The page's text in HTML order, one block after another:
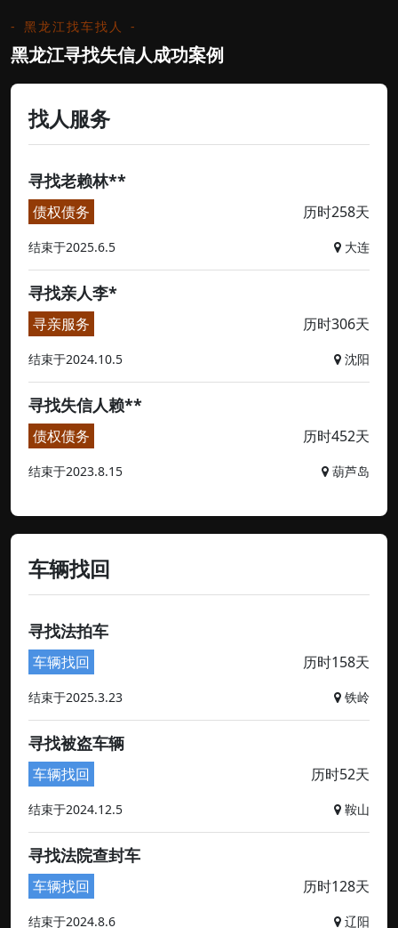
黑龙江找车找人
黑龙江寻找失信人成功案例
找人服务
寻找老赖林**
债权债务 历时258天
结束于2025.6.5 大连
寻找亲人李*
寻亲服务 历时306天
结束于2024.10.5 沈阳
寻找失信人赖**
债权债务 历时452天
结束于2023.8.15 葫芦岛
车辆找回
寻找法拍车
车辆找回 历时158天
结束于2025.3.23 铁岭
寻找被盗车辆
车辆找回 历时52天
结束于2024.12.5 鞍山
寻找法院查封车
车辆找回 历时128天
结束于2024.8.6 辽阳